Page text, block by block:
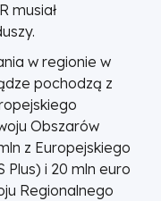
musiał
w regionie w
pochodzą z
Obszarów
z Europejskiego
Plus) i 20 mln euro
Regionalnego